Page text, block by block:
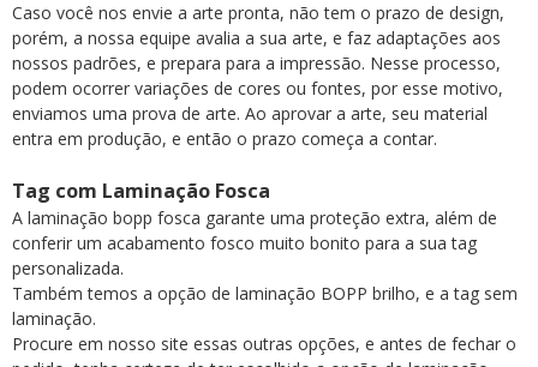
Caso você nos envie a arte pronta, não tem o prazo de design,
porém, a nossa equipe avalia a sua arte, e faz adaptações aos
nossos padrões, e prepara para a impressão. Nesse processo,
podem ocorrer variações de cores ou fontes, por esse motivo,
enviamos uma prova de arte. Ao aprovar a arte, seu material
entra em produção, e então o prazo começa a contar.
Tag com Laminação Fosca
A laminação bopp fosca garante uma proteção extra, além de
conferir um acabamento fosco muito bonito para a sua tag
personalizada.
Também temos a opção de laminação BOPP brilho, e a tag sem
laminação.
Procure em nosso site essas outras opções, e antes de fechar o